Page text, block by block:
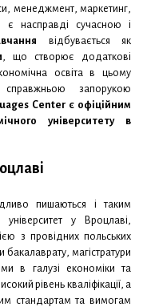
менеджмент, маркетинг,
є насправді сучасною і
відбувається як
, що створює додаткові
освіта в цьому
запорукою
Center є офіційним
університету в
пишаються і таким
у Вроцлаві,
з провідних польських
магістратури
в галузі економіки та
рівень кваліфікації, а
стандартам та вимогам